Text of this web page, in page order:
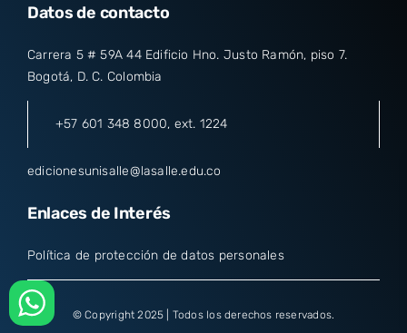
Datos de contacto
Carrera 5 # 59A 44 Edificio Hno. Justo Ramón, piso 7.
Bogotá, D. C. Colombia
+57 601 348 8000, ext. 1224
edicionesunisalle@lasalle.edu.co
Enlaces de Interés
Política de protección de datos personales
© Copyright 2025 | Todos los derechos reservados.